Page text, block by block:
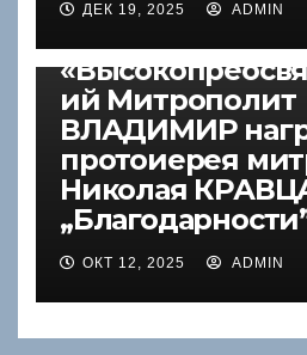
ДЕК 19, 2025 ADMIN
ий Митрополит
ВЛАДИМИР
протоиерея
Николая
ОКТ 12, 2025 ADMIN